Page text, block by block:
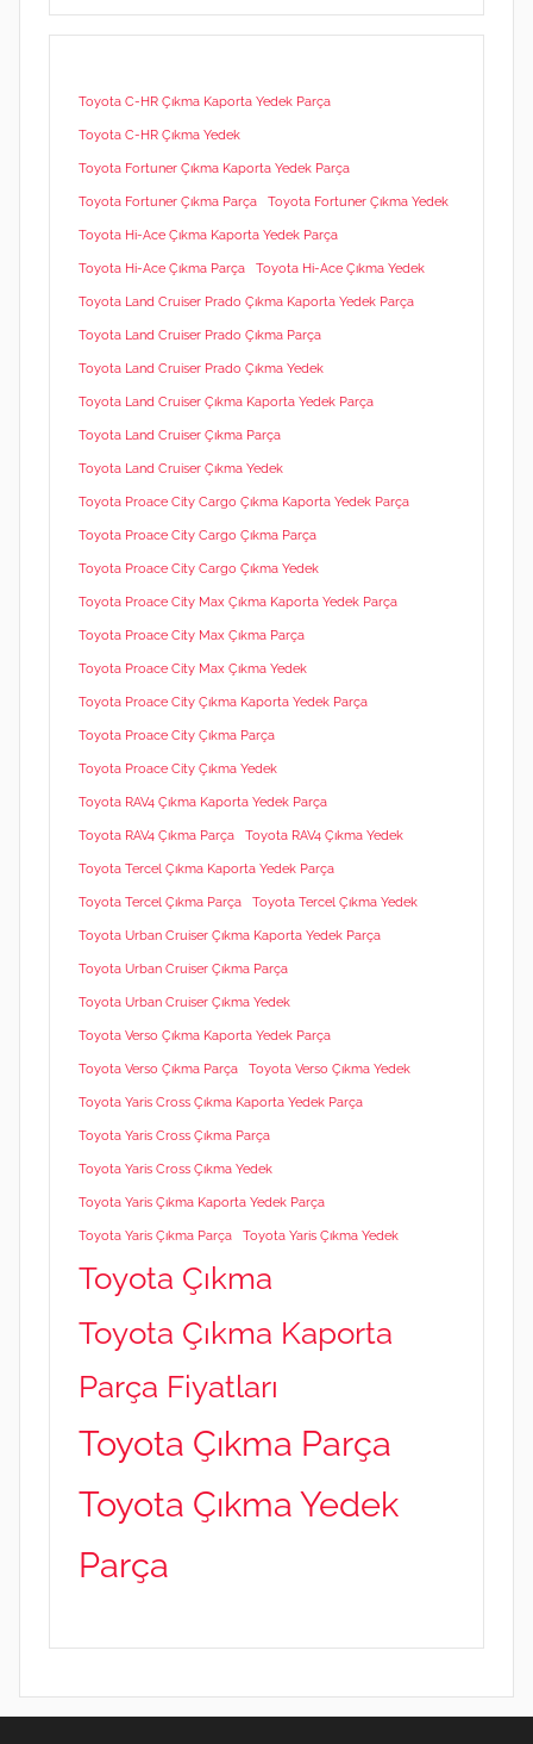
Toyota C-HR Çıkma Kaporta Yedek Parça
Toyota C-HR Çıkma Yedek
Toyota Fortuner Çıkma Kaporta Yedek Parça
Toyota Fortuner Çıkma Parça Toyota Fortuner Çıkma Yedek
Toyota Hi-Ace Çıkma Kaporta Yedek Parça
Toyota Hi-Ace Çıkma Parça Toyota Hi-Ace Çıkma Yedek
Toyota Land Cruiser Prado Çıkma Kaporta Yedek Parça
Toyota Land Cruiser Prado Çıkma Parça
Toyota Land Cruiser Prado Çıkma Yedek
Toyota Land Cruiser Çıkma Kaporta Yedek Parça
Toyota Land Cruiser Çıkma Parça
Toyota Land Cruiser Çıkma Yedek
Toyota Proace City Cargo Çıkma Kaporta Yedek Parça
Toyota Proace City Cargo Çıkma Parça
Toyota Proace City Cargo Çıkma Yedek
Toyota Proace City Max Çıkma Kaporta Yedek Parça
Toyota Proace City Max Çıkma Parça
Toyota Proace City Max Çıkma Yedek
Toyota Proace City Çıkma Kaporta Yedek Parça
Toyota Proace City Çıkma Parça
Toyota Proace City Çıkma Yedek
Toyota RAV4 Çıkma Kaporta Yedek Parça
Toyota RAV4 Çıkma Parça Toyota RAV4 Çıkma Yedek
Toyota Tercel Çıkma Kaporta Yedek Parça
Toyota Tercel Çıkma Parça Toyota Tercel Çıkma Yedek
Toyota Urban Cruiser Çıkma Kaporta Yedek Parça
Toyota Urban Cruiser Çıkma Parça
Toyota Urban Cruiser Çıkma Yedek
Toyota Verso Çıkma Kaporta Yedek Parça
Toyota Verso Çıkma Parça Toyota Verso Çıkma Yedek
Toyota Yaris Cross Çıkma Kaporta Yedek Parça
Toyota Yaris Cross Çıkma Parça
Toyota Yaris Cross Çıkma Yedek
Toyota Yaris Çıkma Kaporta Yedek Parça
Toyota Yaris Çıkma Parça Toyota Yaris Çıkma Yedek
Toyota Çıkma
Toyota Çıkma Kaporta
Parça Fiyatları
Toyota Çıkma Parça
Toyota Çıkma Yedek
Parça